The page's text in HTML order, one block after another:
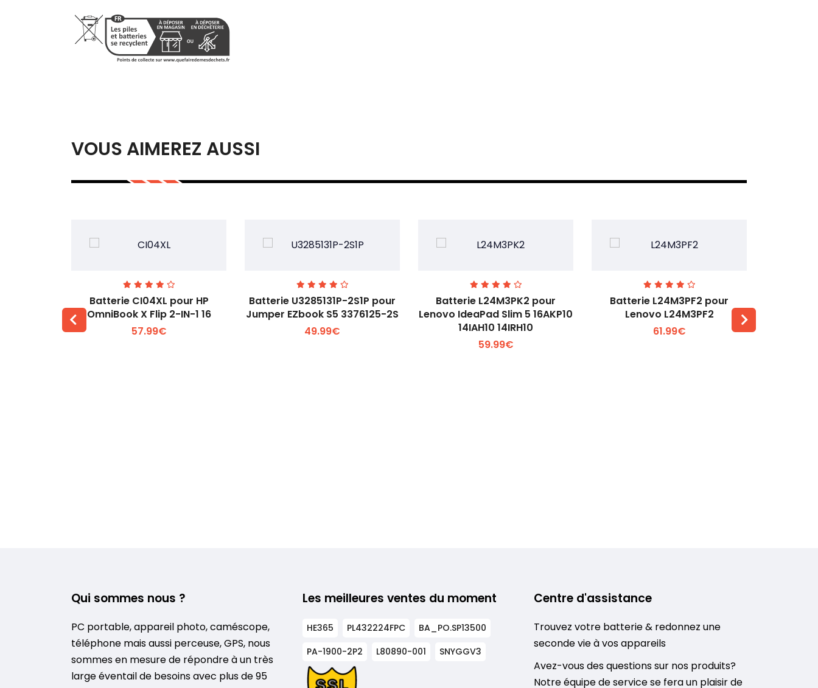
VOUS AIMEREZ AUSSI
Voir plus +
Batterie CI04XL pour HP
OmniBook X Flip 2-IN-1 16
57.99€
Voir plus +
Batterie U3285131P-2S1P pour
Jumper EZbook S5 3376125-2S
49.99€
Voir plus +
Batterie L24M3PK2 pour
Lenovo IdeaPad Slim 5 16AKP10
14IAH10 14IRH10
59.99€
Voir plus +
Batterie L24M3PF2 pour
Lenovo L24M3PF2
61.99€
Qui sommes nous ?
PC portable, appareil photo, caméscope,
téléphone mais aussi perceuse, GPS, nous
sommes en mesure de répondre à un très
large éventail de besoins avec plus de 95
Les meilleures ventes du moment
HE365 PL432224FPC
BA_PO.SP13500
PA-1900-2P2
L80890-001 SNYGGV3
Centre d'assistance
Trouvez votre batterie & redonnez une
seconde vie à vos appareils
Avez-vous des questions sur nos produits?
Notre équipe de service se fera un plaisir de